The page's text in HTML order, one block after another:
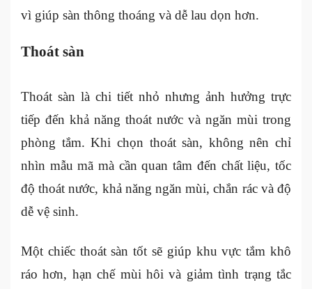
vì giúp sàn thông thoáng và dễ lau dọn hơn.
Thoát sàn
Thoát sàn là chi tiết nhỏ nhưng ảnh hưởng trực
tiếp đến khả năng thoát nước và ngăn mùi trong
phòng tắm. Khi chọn thoát sàn, không nên chỉ
nhìn mẫu mã mà cần quan tâm đến chất liệu, tốc
độ thoát nước, khả năng ngăn mùi, chắn rác và độ
dễ vệ sinh.
Một chiếc thoát sàn tốt sẽ giúp khu vực tắm khô
ráo hơn, hạn chế mùi hôi và giảm tình trạng tắc